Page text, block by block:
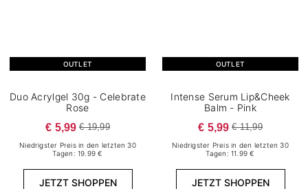
OUTLET
Duo Acrylgel 30g - Celebrate
Rose
€ 5,99 € 19,99
Niedrigster Preis in den letzten 30
Tagen: 19.99 €
JETZT SHOPPEN
OUTLET
Intense Serum Lip&Cheek
Balm - Pink
€ 5,99 € 11,99
Niedrigster Preis in den letzten 30
Tagen: 11.99 €
JETZT SHOPPEN